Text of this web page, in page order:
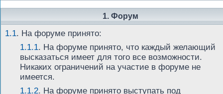
1. Форум
1.1. На форуме принято:
1.1.1. На форуме принято, что каждый желающий
высказаться имеет для того все возможности.
Никаких ограничений на участие в форуме не
имеется.
1.1.2. На форуме принято выступать под